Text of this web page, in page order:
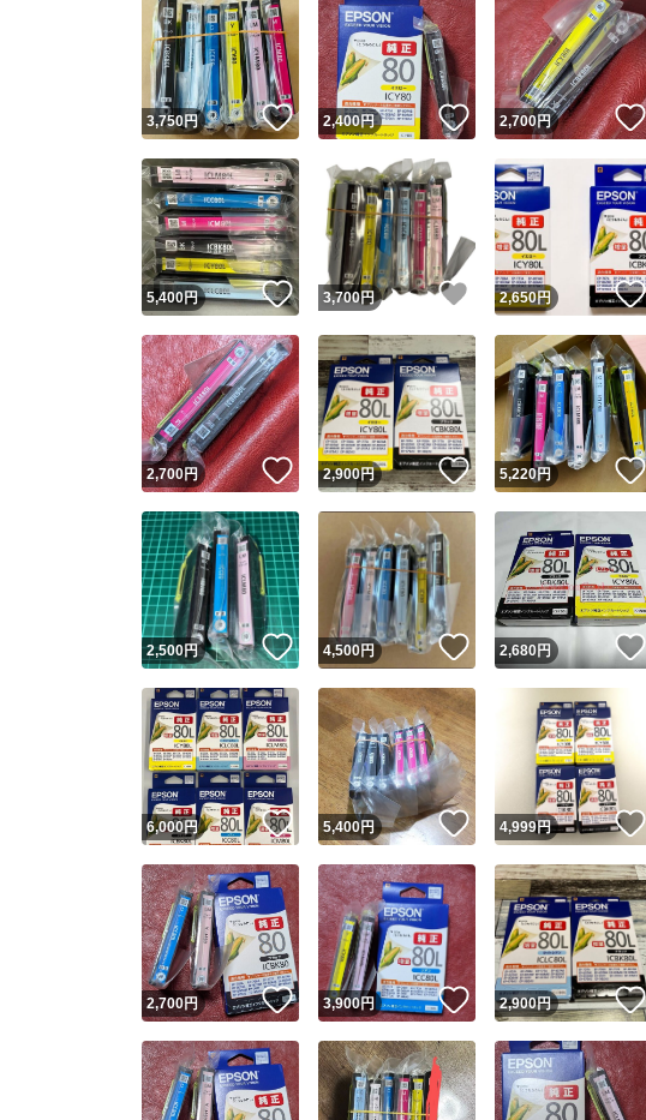
3,750円 いいね！
2,400円 いいね！
2,700円
5,400円 いいね！
3,700円 いいね！
2,650円
2,700円 いいね！
2,900円 いいね！
5,220円
2,500円 いいね！
4,500円 いいね！
2,680円
6,000円 いいね！
5,400円 いいね！
4,999円
2,700円 いいね！
3,900円 いいね！
2,900円